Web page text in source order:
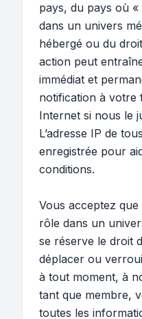
pays, du pays où
dans un univers
hébergé ou du
action peut
immédiat et
notification à votre
Internet si nous le
L’adresse IP de
enregistrée pour
conditions.
Vous acceptez
rôle dans un
se réserve le droit
déplacer ou
à tout moment, à
tant que membre,
toutes les